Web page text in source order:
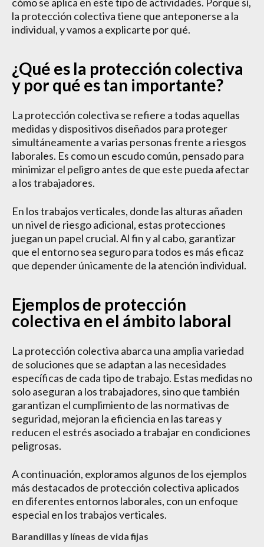
cómo se aplica en este tipo de actividades. Porque sí,
la protección colectiva tiene que anteponerse a la
individual, y vamos a explicarte por qué.
¿Qué es la protección colectiva
y por qué es tan importante?
La protección colectiva se refiere a todas aquellas
medidas y dispositivos diseñados para proteger
simultáneamente a varias personas frente a riesgos
laborales. Es como un escudo común, pensado para
minimizar el peligro antes de que este pueda afectar
a los trabajadores.
En los trabajos verticales, donde las alturas añaden
un nivel de riesgo adicional, estas protecciones
juegan un papel crucial. Al fin y al cabo, garantizar
que el entorno sea seguro para todos es más eficaz
que depender únicamente de la atención individual.
Ejemplos de protección
colectiva en el ámbito laboral
La protección colectiva abarca una amplia variedad
de soluciones que se adaptan a las necesidades
específicas de cada tipo de trabajo. Estas medidas no
solo aseguran a los trabajadores, sino que también
garantizan el cumplimiento de las normativas de
seguridad, mejoran la eficiencia en las tareas y
reducen el estrés asociado a trabajar en condiciones
peligrosas.
A continuación, exploramos algunos de los ejemplos
más destacados de protección colectiva aplicados
en diferentes entornos laborales, con un enfoque
especial en los trabajos verticales.
Barandillas y líneas de vida fijas